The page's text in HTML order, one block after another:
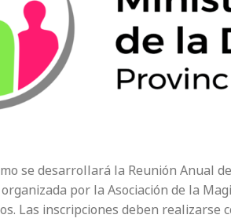
se desarrollará la Reunión Anual
por la Asociación de la
Las inscripciones deben